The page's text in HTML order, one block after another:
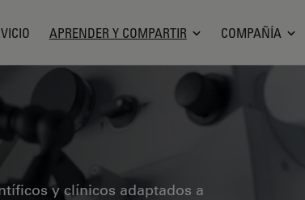
APRENDER Y COMPARTIR COMPAÑÍA
y clínicos adaptados a